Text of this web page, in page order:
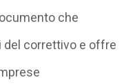
che
del correttivo e offre